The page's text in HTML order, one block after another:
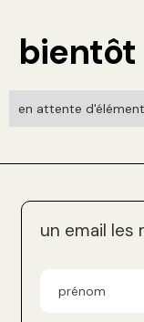
bientôt
en attente
un email les